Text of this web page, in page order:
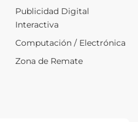
Publicidad Digital
Interactiva
Computación / Electrónica
Zona de Remate